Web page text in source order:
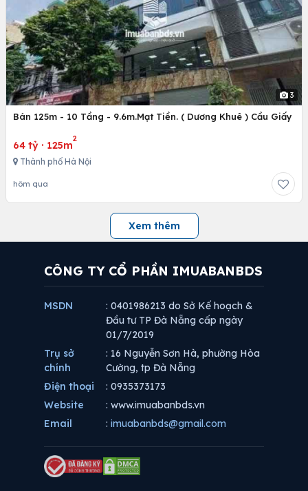
3
Bán 125m - 10 Tầng - 9.6m.Mạt Tiền. ( Dương Khuê ) Cầu Giấy
64 tỷ · 125m
2
Thành phố Hà Nội
hôm qua
Xem thêm
CÔNG TY CỔ PHẦN IMUABANBDS
MSDN
: 0401986213 do Sở Kế hoạch &
Đầu tư TP Đà Nẵng cấp ngày
01/7/2019
Trụ sở
chính
: 16 Nguyễn Sơn Hà, phường Hòa
Cường, tp Đà Nẵng
Điện thoại
: 0935373173
Website
: www.imuabanbds.vn
Email
: imuabanbds@gmail.com